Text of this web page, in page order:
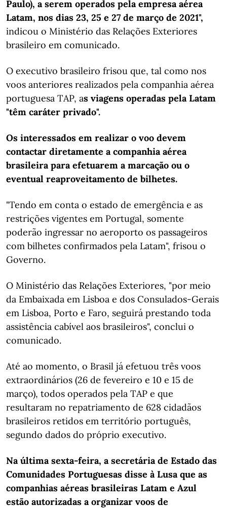
Paulo), a serem operados pela empresa aérea
Latam, nos dias 23, 25 e 27 de março de 2021",
indicou o Ministério das Relações Exteriores
brasileiro em comunicado.
O executivo brasileiro frisou que, tal como nos
voos anteriores realizados pela companhia aérea
portuguesa TAP, as viagens operadas pela Latam
"têm caráter privado".
Os interessados em realizar o voo devem
contactar diretamente a companhia aérea
brasileira para efetuarem a marcação ou o
eventual reaproveitamento de bilhetes.
"Tendo em conta o estado de emergência e as
restrições vigentes em Portugal, somente
poderão ingressar no aeroporto os passageiros
com bilhetes confirmados pela Latam", frisou o
Governo.
O Ministério das Relações Exteriores, "por meio
da Embaixada em Lisboa e dos Consulados-Gerais
em Lisboa, Porto e Faro, seguirá prestando toda
assistência cabível aos brasileiros", conclui o
comunicado.
Até ao momento, o Brasil já efetuou três voos
extraordinários (26 de fevereiro e 10 e 15 de
março), todos operados pela TAP e que
resultaram no repatriamento de 628 cidadãos
brasileiros retidos em território português,
segundo dados do próprio executivo.
Na última sexta-feira, a secretária de Estado das
Comunidades Portuguesas disse à Lusa que as
companhias aéreas brasileiras Latam e Azul
estão autorizadas a organizar voos de